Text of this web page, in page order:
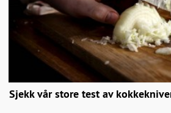
Sjekk vår store test av